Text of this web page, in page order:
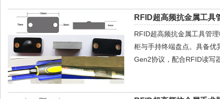
RFID超高频抗金属工具
RFID超高频抗金属工具管
柜与手持终端盘点。具备优
Gen2协议，配合RFID读写